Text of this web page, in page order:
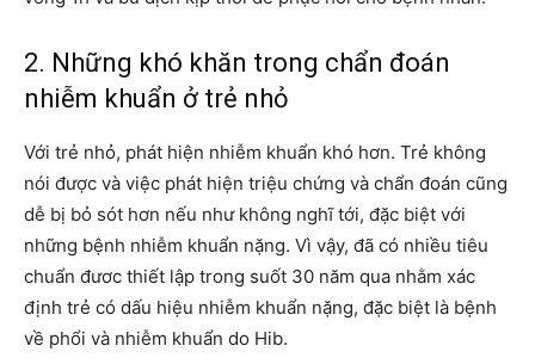
2. Những khó khăn trong chẩn đoán
nhiễm khuẩn ở trẻ nhỏ
Với trẻ nhỏ, phát hiện nhiễm khuẩn khó hơn. Trẻ không
nói được và việc phát hiện triệu chứng và chẩn đoán cũng
dễ bị bỏ sót hơn nếu như không nghĩ tới, đặc biệt với
những bệnh nhiễm khuẩn nặng. Vì vậy, đã có nhiều tiêu
chuẩn đươc thiết lập trong suốt 30 năm qua nhằm xác
định trẻ có dấu hiệu nhiễm khuẩn nặng, đặc biệt là bệnh
về phổi và nhiễm khuẩn do Hib.